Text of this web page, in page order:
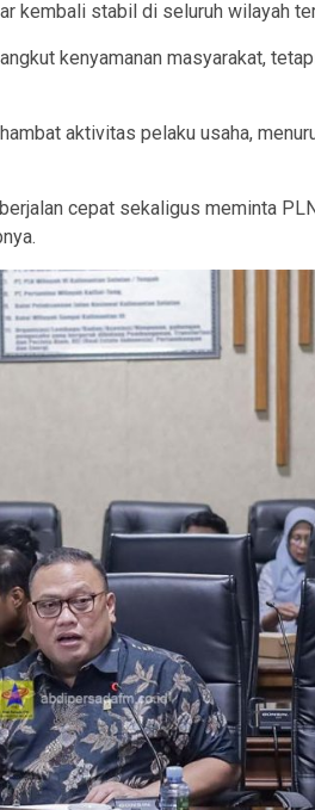
kembali stabil di seluruh wilayah
kenyamanan masyarakat,
aktivitas pelaku usaha,
cepat sekaligus meminta